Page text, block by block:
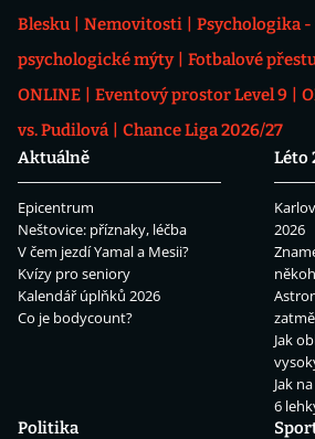
Blesku
Nemovitosti
Psychologika
psychologické mýty
Fotbalové
ONLINE
Eventový prostor Level 9
vs. Pudilová
Chance Liga 2026/27
Aktuálně
Epicentrum
Neštovice: příznaky, léčba
V čem jezdí Yamal a Mesii?
Kvízy pro seniory
Kalendář úplňků 2026
Co je bodycount?
Léto
2026
Jak
Jak
6
Politika